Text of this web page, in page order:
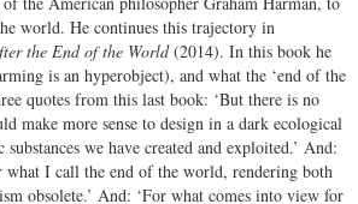
world. He continues this trajectory in
the End of the World(2014). In this book he
is an hyperobject), and what the ‘end of the
quotes from this last book: ‘But there is no
make more sense to design in a dark ecological
we have created and exploited.’ And:
what I call the end of the world, rendering both
obsolete.’ And: ‘For what comes into view for